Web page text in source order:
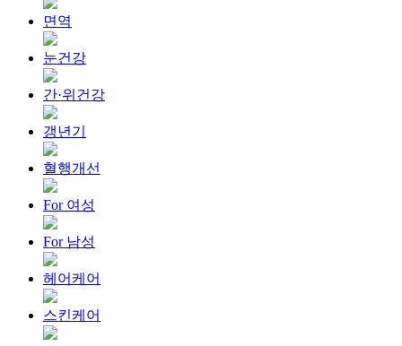
면역
눈건강
간·위건강
갱년기
혈행개선
For 여성
For 남성
헤어케어
스킨케어